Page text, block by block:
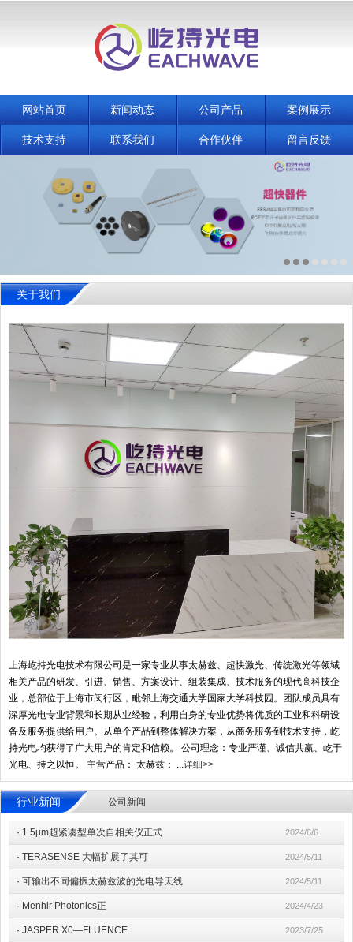
网站首页 新闻动态 公司产品 案例展示
技术支持 联系我们 合作伙伴 留言反馈
关于我们
上海屹持光电技术有限公司是一家专业从事太赫兹、超快激光、传统激光等领域
相关产品的研发、引进、销售、方案设计、组装集成、技术服务的现代高科技企
业，总部位于上海市闵行区，毗邻上海交通大学国家大学科技园。团队成员具有
深厚光电专业背景和长期从业经验，利用自身的专业优势将优质的工业和科研设
备及服务提供给用户。从单个产品到整体解决方案，从商务服务到技术支持，屹
持光电均获得了广大用户的肯定和信赖。 公司理念：专业严谨、诚信共赢、屹于
光电、持之以恒。 主营产品： 太赫兹： ... 详细>>
行业新闻 公司新闻
· 1.5µm超紧凑型单次自相关仪正式 2024/6/6
· TERASENSE 大幅扩展了其可 2024/5/11
· 可输出不同偏振太赫兹波的光电导天线 2024/5/11
· Menhir Photonics正 2024/4/23
· JASPER X0—FLUENCE 2023/7/25